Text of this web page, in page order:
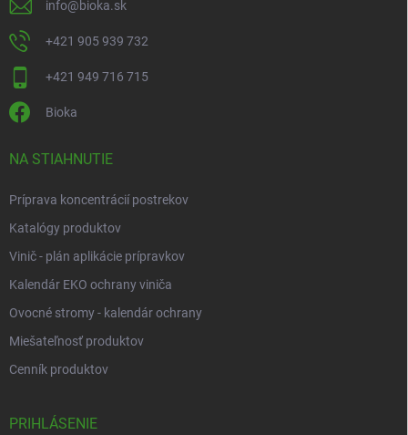
info@bioka.sk
+421 905 939 732
+421 949 716 715
Bioka
NA STIAHNUTIE
Príprava koncentrácií postrekov
Katalógy produktov
Vinič - plán aplikácie prípravkov
Kalendár EKO ochrany viniča
Ovocné stromy - kalendár ochrany
Miešateľnosť produktov
Cenník produktov
PRIHLÁSENIE